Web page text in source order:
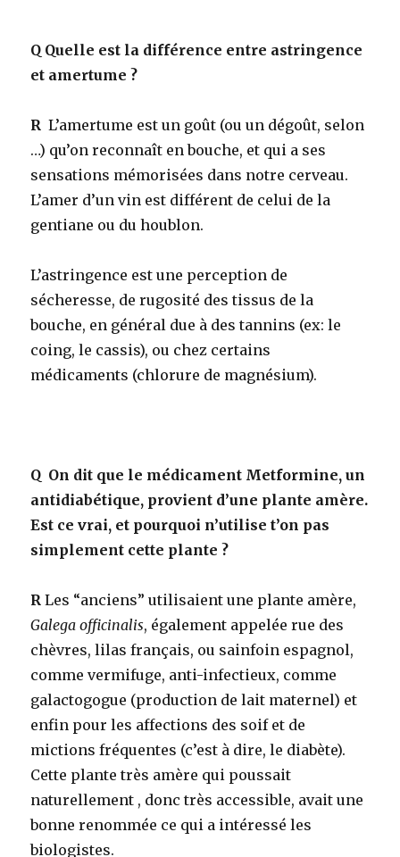
Q Quelle est la différence entre astringence
et amertume ?
R L’amertume est un goût (ou un dégoût, selon
…) qu’on reconnaît en bouche, et qui a ses
sensations mémorisées dans notre cerveau.
L’amer d’un vin est différent de celui de la
gentiane ou du houblon.
L’astringence est une perception de
sécheresse, de rugosité des tissus de la
bouche, en général due à des tannins (ex: le
coing, le cassis), ou chez certains
médicaments (chlorure de magnésium).
Q On dit que le médicament Metformine, un
antidiabétique, provient d’une plante amère.
Est ce vrai, et pourquoi n’utilise t’on pas
simplement cette plante ?
R Les “anciens” utilisaient une plante amère,
Galega officinalis, également appelée rue des
chèvres, lilas français, ou sainfoin espagnol,
comme vermifuge, anti-infectieux, comme
galactogogue (production de lait maternel) et
enfin pour les affections des soif et de
mictions fréquentes (c’est à dire, le diabète).
Cette plante très amère qui poussait
naturellement , donc très accessible, avait une
bonne renommée ce qui a intéressé les
biologistes.